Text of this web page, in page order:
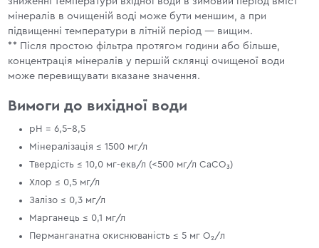
мінералів в очищеній воді може бути меншим, а при
підвищенні температури в літній період — вищим.
** Після простою фільтра протягом години або більше,
концентрація мінералів у першій склянці очищеної води
може перевищувати вказане значення.
Вимоги до вихідної води
pH = 6,5–8,5
Мінералізація ≤ 1500 мг/л
Твердість ≤ 10,0 мг-екв/л (<500 мг/л CaCO₃)
Хлор ≤ 0,5 мг/л
Залізо ≤ 0,3 мг/л
Марганець ≤ 0,1 мг/л
Перманганатна окиснюваність ≤ 5 мг O₂/л